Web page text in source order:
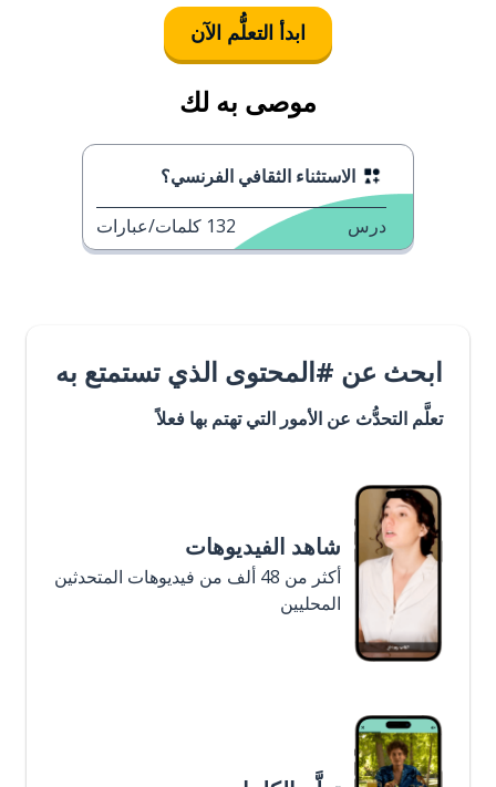
ابدأ التعلُّم الآن
موصى به لك
الاستثناء الثقافي الفرنسي؟
درس 132 كلمات/عبارات
ابحث عن #المحتوى الذي تستمتع به
تعلَّم التحدُّث عن الأمور التي تهتم بها فعلاً
شاهد الفيديوهات
أكثر من 48 ألف من فيديوهات المتحدثين
المحليين